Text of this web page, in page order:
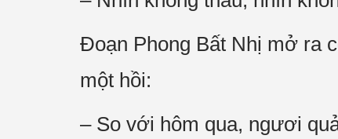
Đoạn Phong Bất Nhị mở ra
một hồi:
– So với hôm qua, ngươi